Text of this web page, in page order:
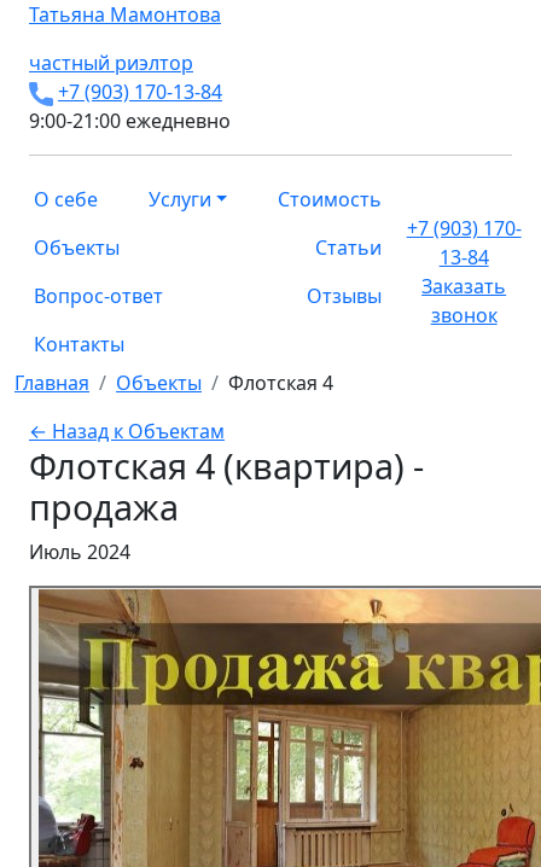
Татьяна Мамонтова
частный риэлтор
+7 (903) 170-13-84
9:00-21:00 ежедневно
О себе Услуги
Стоимость
Объекты
Статьи
Вопрос-ответ
Отзывы
Контакты
+7 (903) 170-
13-84
Заказать
звонок
Главная Объекты
Флотская 4
← Назад к Объектам
Флотская 4 (квартира) -
продажа
Июль 2024